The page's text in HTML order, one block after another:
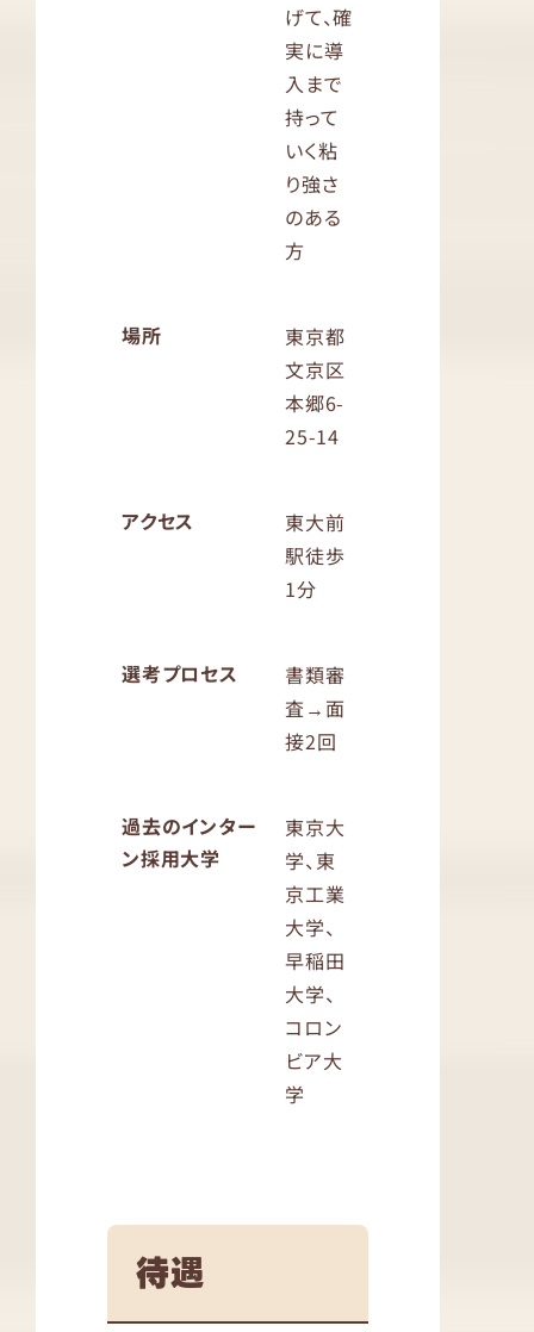
げて、確
実に導
入まで
持って
いく粘
り強さ
のある
方
場所
東京都
文京区
本郷6-
25-14
アクセス
東大前
駅徒歩
1分
選考プロセス
書類審
査→面
接2回
過去のインター
ン採用大学
東京大
学、東
京工業
大学、
早稲田
大学、
コロン
ビア大
学
待遇